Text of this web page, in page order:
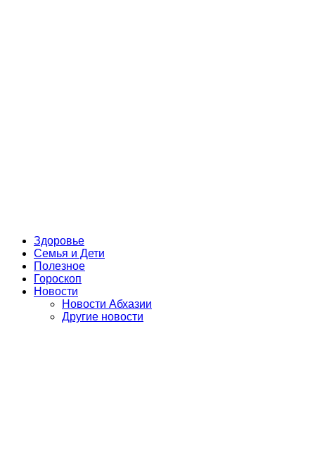
Здоровье
Семья и Дети
Полезное
Гороскоп
Новости
Новости Абхазии
Другие новости